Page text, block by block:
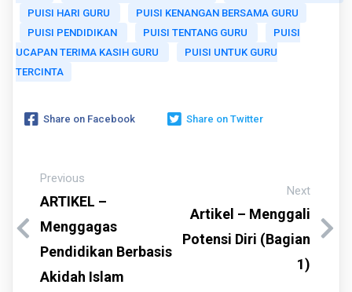
PUISI HARI GURU
PUISI KENANGAN BERSAMA GURU
PUISI PENDIDIKAN
PUISI TENTANG GURU
PUISI
UCAPAN TERIMA KASIH GURU
PUISI UNTUK GURU
TERCINTA
Share on Facebook Share on Twitter
Previous
ARTIKEL –
Menggagas
Pendidikan Berbasis
Akidah Islam
Next
Artikel – Menggali
Potensi Diri (Bagian
1)